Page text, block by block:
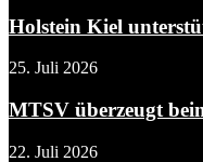
Holstein Kiel
25. Juli 2026
MTSV überzeugt
22. Juli 2026